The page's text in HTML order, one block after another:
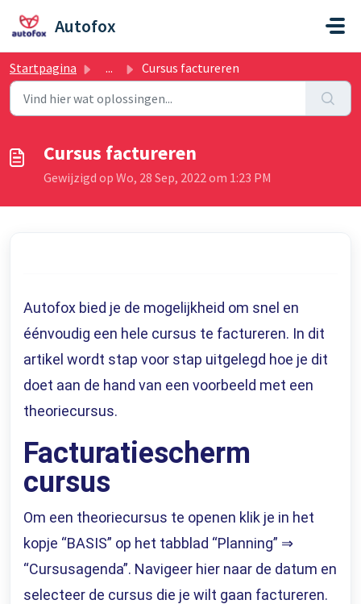
Autofox
Startpagina ... Cursus factureren
Cursus factureren
Gewijzigd op Wo, 28 Sep, 2022 om 1:23 PM
Autofox bied je de mogelijkheid om snel en
éénvoudig een hele cursus te factureren. In dit
artikel wordt stap voor stap uitgelegd hoe je dit
doet aan de hand van een voorbeeld met een
theoriecursus.
Facturatiescherm
cursus
Om een theoriecursus te openen klik je in het
kopje “BASIS” op het tabblad “Planning” ⇒
“Cursusagenda”. Navigeer hier naar de datum en
selecteer de cursus die je wilt gaan factureren.